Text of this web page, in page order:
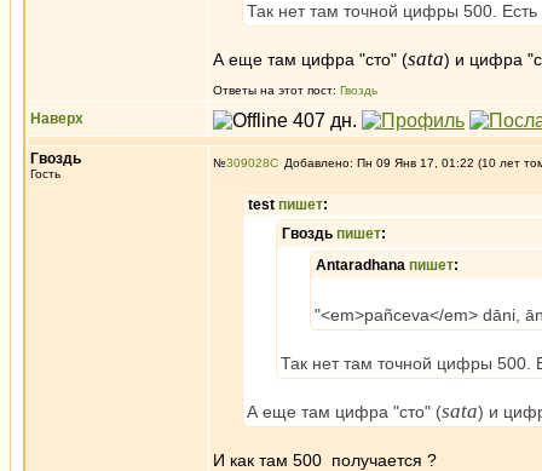
Так нет там точной цифры 500.
А еще там цифра "сто" (sata) и цифра
Ответы на этот пост: Гвоздь
Наверх
Гвоздь
Гость
№309028 Добавлено: Пн 09 Янв 17, 01:22 (10 лет
test пишет:
Гвоздь пишет:
Antaradhana пишет:
"<em>pañceva</em> dāni,
Так нет там точной цифры 500.
А еще там цифра "сто" (sata) и
И как там 500 получается ?